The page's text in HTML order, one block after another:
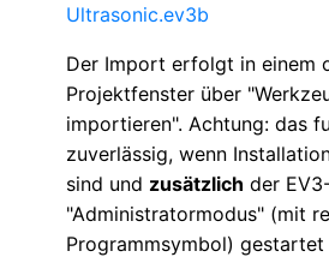
Ultrasonic.ev3b
Der Import erfolgt in einem
Projektfenster über
importieren". Achtung: das
zuverlässig, wenn
sind und zusätzlich der
"Administratormodus" (mit
Programmsymbol)